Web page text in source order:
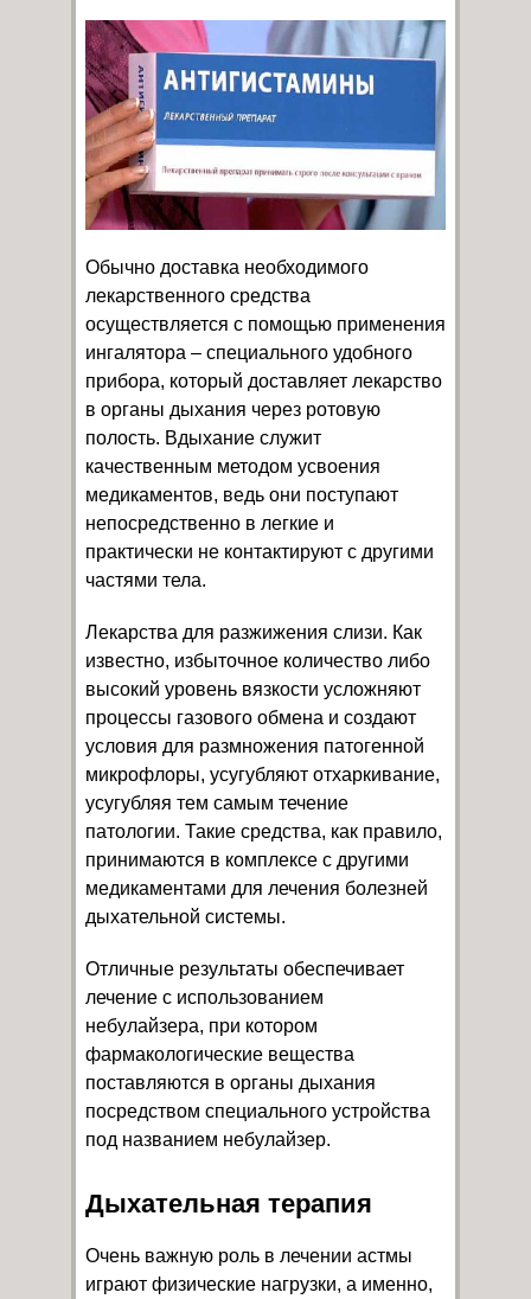
Обычно доставка необходимого
лекарственного средства
осуществляется с помощью применения
ингалятора – специального удобного
прибора, который доставляет лекарство
в органы дыхания через ротовую
полость. Вдыхание служит
качественным методом усвоения
медикаментов, ведь они поступают
непосредственно в легкие и
практически не контактируют с другими
частями тела.
Лекарства для разжижения слизи. Как
известно, избыточное количество либо
высокий уровень вязкости усложняют
процессы газового обмена и создают
условия для размножения патогенной
микрофлоры, усугубляют отхаркивание,
усугубляя тем самым течение
патологии. Такие средства, как правило,
принимаются в комплексе с другими
медикаментами для лечения болезней
дыхательной системы.
Отличные результаты обеспечивает
лечение с использованием
небулайзера, при котором
фармакологические вещества
поставляются в органы дыхания
посредством специального устройства
под названием небулайзер.
Дыхательная терапия
Очень важную роль в лечении астмы
играют физические нагрузки, а именно,